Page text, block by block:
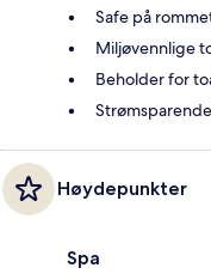
Safe på
Miljøvennlige
Beholder for
Høydepunkter
Spa